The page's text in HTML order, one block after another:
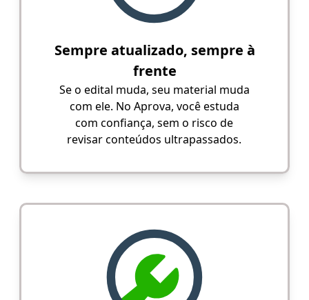
Sempre atualizado, sempre à
frente
Se o edital muda, seu material muda
com ele. No Aprova, você estuda
com confiança, sem o risco de
revisar conteúdos ultrapassados.